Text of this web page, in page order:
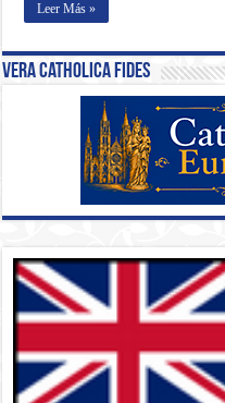
Leer Más »
Vera Catholica Fides